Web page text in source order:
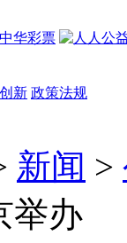
新 政策法规
新闻 >
举办